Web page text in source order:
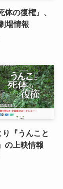
体の復権』、
場情報
『うんこと
の上映情報